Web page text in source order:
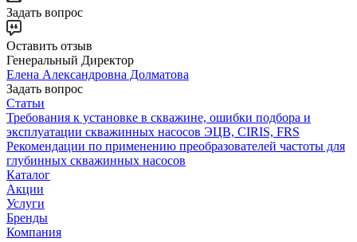
Задать вопрос
Оставить отзыв
Генеральный Директор
Елена Александровна Долматова
Задать вопрос
Статьи
Требования к установке в скважине, ошибки подбора и
эксплуатации скважинных насосов ЭЦВ, CIRIS, FRS
Рекомендации по применению преобразователей частоты для
глубинных скважинных насосов
Каталог
Акции
Услуги
Бренды
Компания